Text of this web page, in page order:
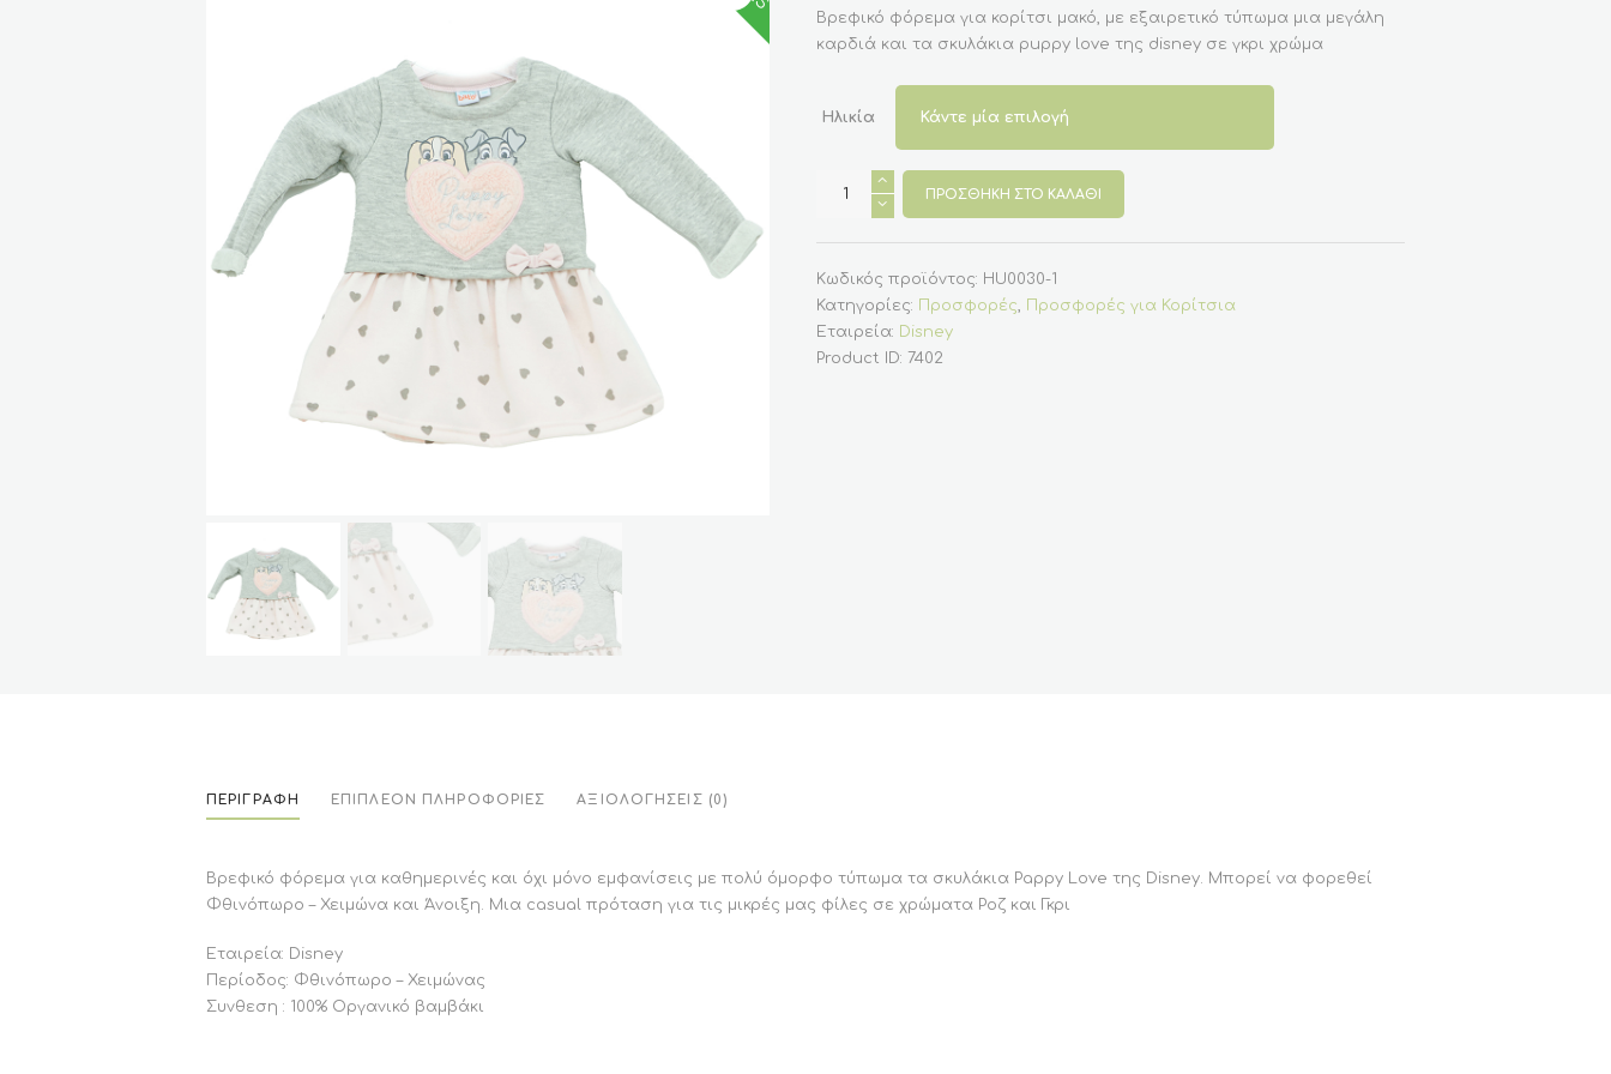
was:
€26.90.
τιμή
είναι:
Βρεφικό φόρεμα για κορίτσι μακό, με εξαιρετικό τύπωμα μια μεγάλη
καρδιά και τα σκυλάκια puppy love της disney σε γκρι χρώμα
Ηλικία
Βρεφικό
φόρεμα
μακό
Puppy
love
της
Disney
Γκρι
ΠΡΟΣΘΉΚΗ ΣΤΟ ΚΑΛΆΘΙ
Κωδικός προϊόντος: HU0030-1
Κατηγορίες:
Προσφορές,
Προσφορές για Κορίτσια
Εταιρεία: Disney
Product ID: 7402
ΠΕΡΙΓΡΑΦΉ ΕΠΙΠΛΈΟΝ ΠΛΗΡΟΦΟΡΊΕΣ ΑΞΙΟΛΟΓΉΣΕΙΣ (0)
Βρεφικό φόρεμα για καθημερινές και όχι μόνο εμφανίσεις με πολύ όμορφο τύπωμα τα σκυλάκια Pappy Love της Disney. Μπορεί να φορεθεί
Φθινόπωρο – Χειμώνα και Άνοιξη. Μια casual πρόταση για τις μικρές μας φίλες σε χρώματα Ροζ και Γκρι
Εταιρεία: Disney
Περίοδος: Φθινόπωρο – Χειμώνας
Συνθεση : 100% Οργανικό βαμβάκι